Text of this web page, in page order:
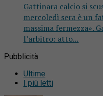
Gattinara calcio si
mercoledì sera è un
massima fermezza».
l’arbitro: atto...
Pubblicità
Ultime
I più letti